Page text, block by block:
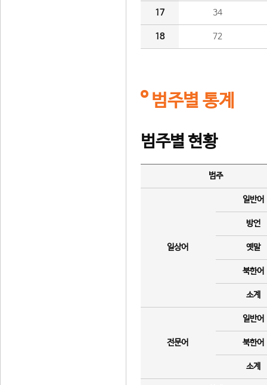
17 34
18 72
범주별 통계
범주별 현황
범주
일상어
일반어
방언
옛말
북한어
소계
전문어
일반어
북한어
소계